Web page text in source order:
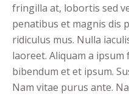
fringilla at, lobortis sed
penatibus et magnis dis
ridiculus mus. Nulla
laoreet. Aliquam a
bibendum et et ipsum.
Nam vitae purus ante.